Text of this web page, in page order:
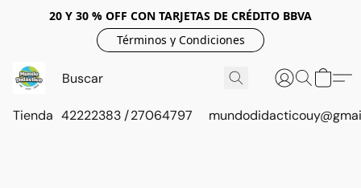
20 Y 30 % OFF CON TARJETAS DE CRÉDITO BBVA
Términos y Condiciones
Tienda 42222383 / 27064797